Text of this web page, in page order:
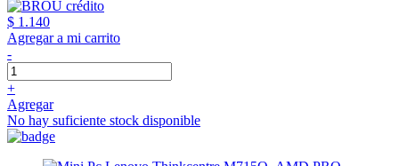
$ 1.140
Agregar a mi carrito
-
+
Agregar
No hay suficiente stock disponible